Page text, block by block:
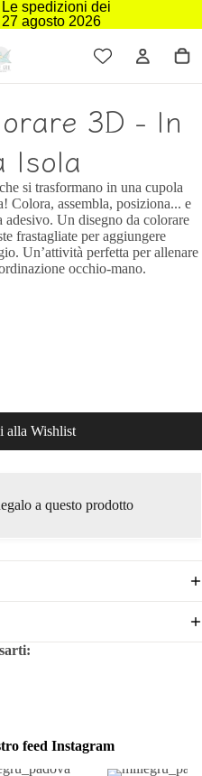
Le spedizioni dei
agosto 2026
3D - In
Isola
si trasformano in una cupola
Colora, assembla, posiziona... e
Un disegno da colorare
frastagliate per aggiungere
Un’attività perfetta per allenare
occhio-mano.
alla Wishlist
a questo prodotto
feed Instagram